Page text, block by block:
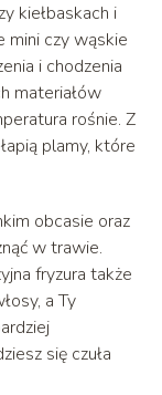
kiełbaskach i
mini czy wąskie
i chodzenia
materiałów
rośnie. Z
plamy, które
obcasie oraz
w trawie.
fryzura także
a Ty
się czuła